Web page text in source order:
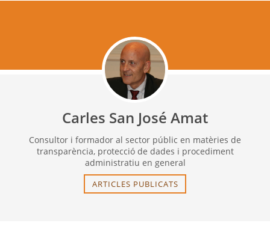
Carles San José Amat
Consultor i formador al sector públic en matèries de
transparència, protecció de dades i procediment
administratiu en general
ARTICLES PUBLICATS